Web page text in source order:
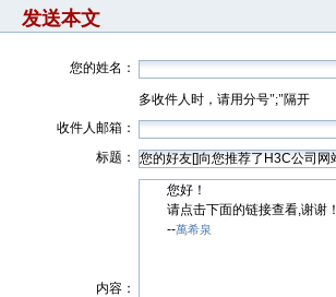
发送本文
您的姓名：
多收件人时，请用分号";"隔开
收件人邮箱：
标题：
内容：
您好！
请点击下面的链接查看,谢谢！
--萬希泉